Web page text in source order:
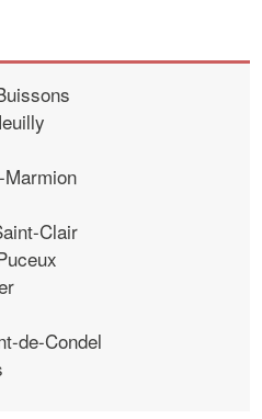
Clair
de-Condel